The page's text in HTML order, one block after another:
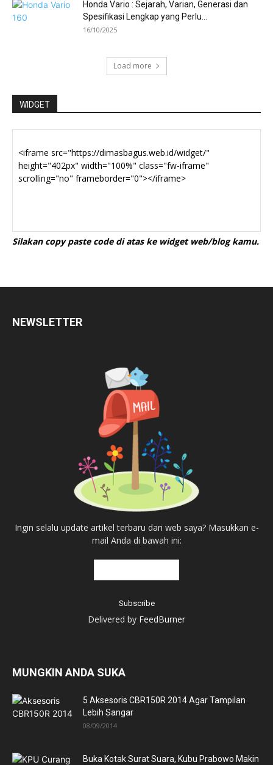
Honda Vario : Sejarah, Varian, Generasi dan
Spesifikasi Lengkap yang Perlu...
16/10/2025
Load more
WIDGET
Silakan copy paste code di atas ke widget web/blog kamu.
NEWSLETTER
Ingin selalu update artikel terbaru dari web saya? Masukkan e-
mail Anda di bawah ini:
Delivered by FeedBurner
MUNGKIN ANDA SUKA
5 Aksesoris CBR150R 2014 Agar Tampilan
Lebih Sangar
08/09/2014
Buka Kotak Surat Suara, Kubu Prabowo Makin